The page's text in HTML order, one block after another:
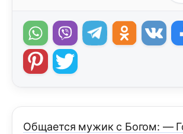
Общается мужик с Богом: —